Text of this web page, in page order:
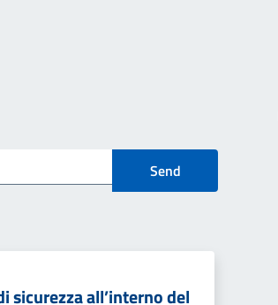
Send
sicurezza all’interno del